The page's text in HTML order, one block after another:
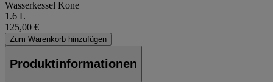
Wasserkessel Kone
1.6 L
125,00 €
Zum Warenkorb hinzufügen
Produktinformationen